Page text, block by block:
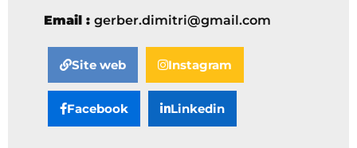
Email : gerber.dimitri@gmail.com
Site web Instagram
Facebook Linkedin